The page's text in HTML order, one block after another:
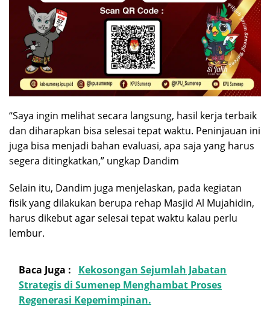
“Saya ingin melihat secara langsung, hasil kerja terbaik
dan diharapkan bisa selesai tepat waktu. Peninjauan ini
juga bisa menjadi bahan evaluasi, apa saja yang harus
segera ditingkatkan,” ungkap Dandim
Selain itu, Dandim juga menjelaskan, pada kegiatan
fisik yang dilakukan berupa rehap Masjid Al Mujahidin,
harus dikebut agar selesai tepat waktu kalau perlu
lembur.
Baca Juga :
Kekosongan Sejumlah Jabatan
Strategis di Sumenep Menghambat Proses
Regenerasi Kepemimpinan.